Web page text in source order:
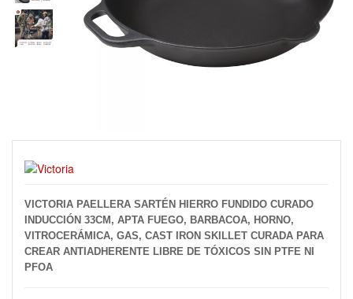
VICTORIA PAELLERA SARTÉN HIERRO FUNDIDO CURADO
INDUCCIÓN 33CM, APTA FUEGO, BARBACOA, HORNO,
VITROCERÁMICA, GAS, CAST IRON SKILLET CURADA PARA
CREAR ANTIADHERENTE LIBRE DE TÓXICOS SIN PTFE NI
PFOA